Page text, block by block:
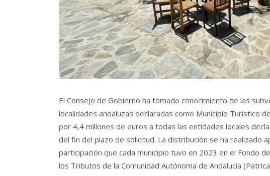
El Consejo de Gobierno ha tomado conocimiento de las
localidades andaluzas declaradas como Municipio Turístico
por 4,4 millones de euros a todas las entidades locales
del fin del plazo de solicitud. La distribución se ha realizado
participación que cada municipio tuvo en 2023 en el Fondo
los Tributos de la Comunidad Autónoma de Andalucía